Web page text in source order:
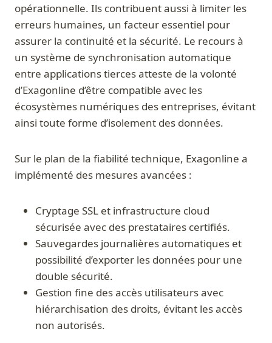
opérationnelle. Ils contribuent aussi à limiter les
erreurs humaines, un facteur essentiel pour
assurer la continuité et la sécurité. Le recours à
un système de synchronisation automatique
entre applications tierces atteste de la volonté
d’Exagonline d’être compatible avec les
écosystèmes numériques des entreprises, évitant
ainsi toute forme d’isolement des données.
Sur le plan de la fiabilité technique, Exagonline a
implémenté des mesures avancées :
Cryptage SSL et infrastructure cloud
sécurisée avec des prestataires certifiés.
Sauvegardes journalières automatiques et
possibilité d’exporter les données pour une
double sécurité.
Gestion fine des accès utilisateurs avec
hiérarchisation des droits, évitant les accès
non autorisés.